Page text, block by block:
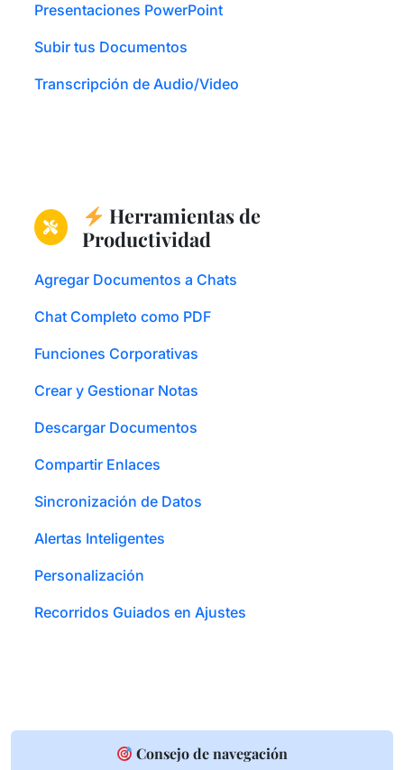
Presentaciones PowerPoint
Subir tus Documentos
Transcripción de Audio/Video
Herramientas de
Productividad
Agregar Documentos a Chats
Chat Completo como PDF
Funciones Corporativas
Crear y Gestionar Notas
Descargar Documentos
Compartir Enlaces
Sincronización de Datos
Alertas Inteligentes
Personalización
Recorridos Guiados en Ajustes
Consejo de navegación